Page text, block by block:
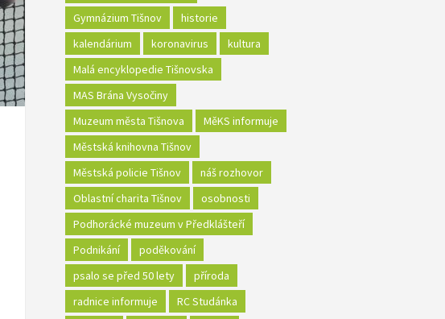
Gymnázium Tišnov
historie
kalendárium
koronavirus
kultura
Malá encyklopedie Tišnovska
MAS Brána Vysočiny
Muzeum města Tišnova
MěKS informuje
Městská knihovna Tišnov
Městská policie Tišnov
náš rozhovor
Oblastní charita Tišnov
osobnosti
Podhorácké muzeum v Předklášteří
Podnikání
poděkování
psalo se před 50 lety
příroda
radnice informuje
RC Studánka